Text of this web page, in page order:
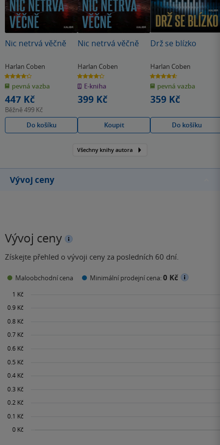
Nic netrvá věčně
Harlan Coben
4.3
z
5
hvězdiček
pevná vazba
447 Kč
Běžně499 Kč
Do košíku
Nic netrvá věčně
Harlan Coben
4.3
z
5
hvězdiček
E-kniha
399 Kč
Koupit
Drž se blízko
Harlan Coben
4.6
z
5
hvězdiček
pevná vazba
359 Kč
Do košíku
Všechny knihy autora
Vývoj ceny
Vývoj ceny
Získejte přehled o vývoji ceny za posledních 60 dní.
Maloobchodní cena Minimální prodejní cena:0 Kč